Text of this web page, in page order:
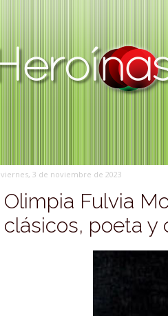
viernes, 3 de noviembre de 2023
Olimpia Fulvia
clásicos, poeta y